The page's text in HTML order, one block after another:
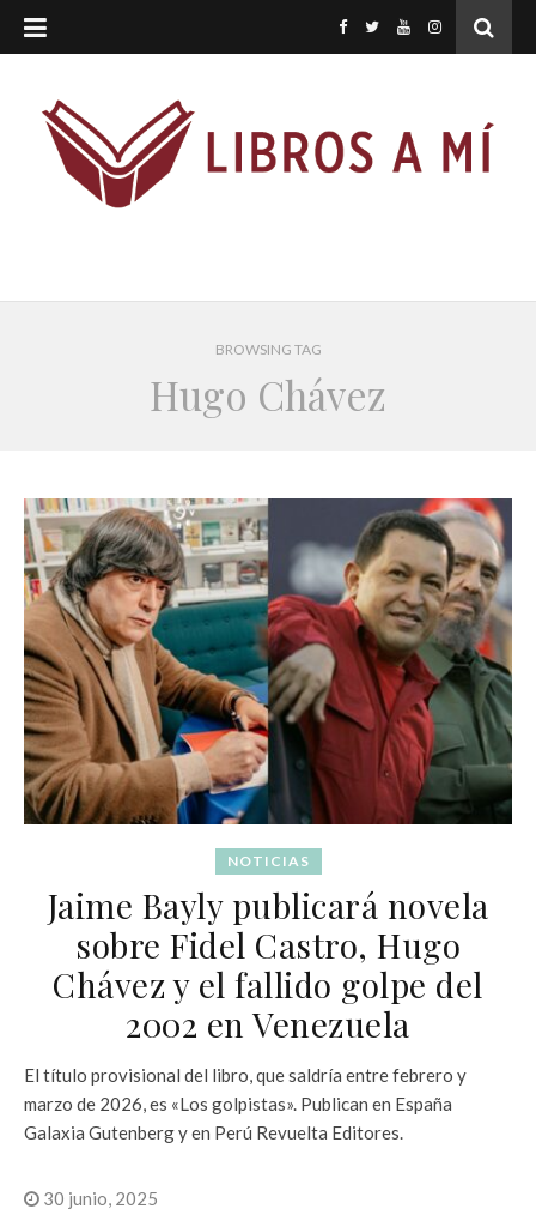
BROWSING TAG
Hugo Chávez
NOTICIAS
Jaime Bayly publicará novela
sobre Fidel Castro, Hugo
Chávez y el fallido golpe del
2002 en Venezuela
El título provisional del libro, que saldría entre febrero y
marzo de 2026, es «Los golpistas». Publican en España
Galaxia Gutenberg y en Perú Revuelta Editores.
30 junio, 2025